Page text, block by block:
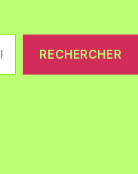
RECHERCHER